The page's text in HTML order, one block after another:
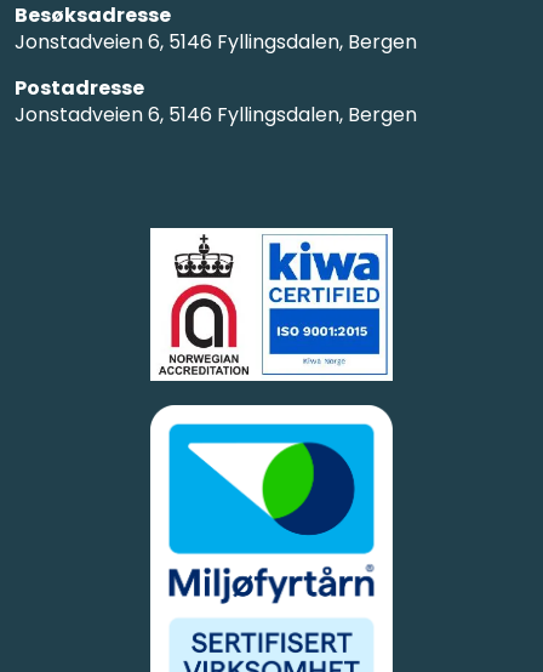
Besøksadresse
Jonstadveien 6, 5146 Fyllingsdalen, Bergen
Postadresse
Jonstadveien 6, 5146 Fyllingsdalen, Bergen